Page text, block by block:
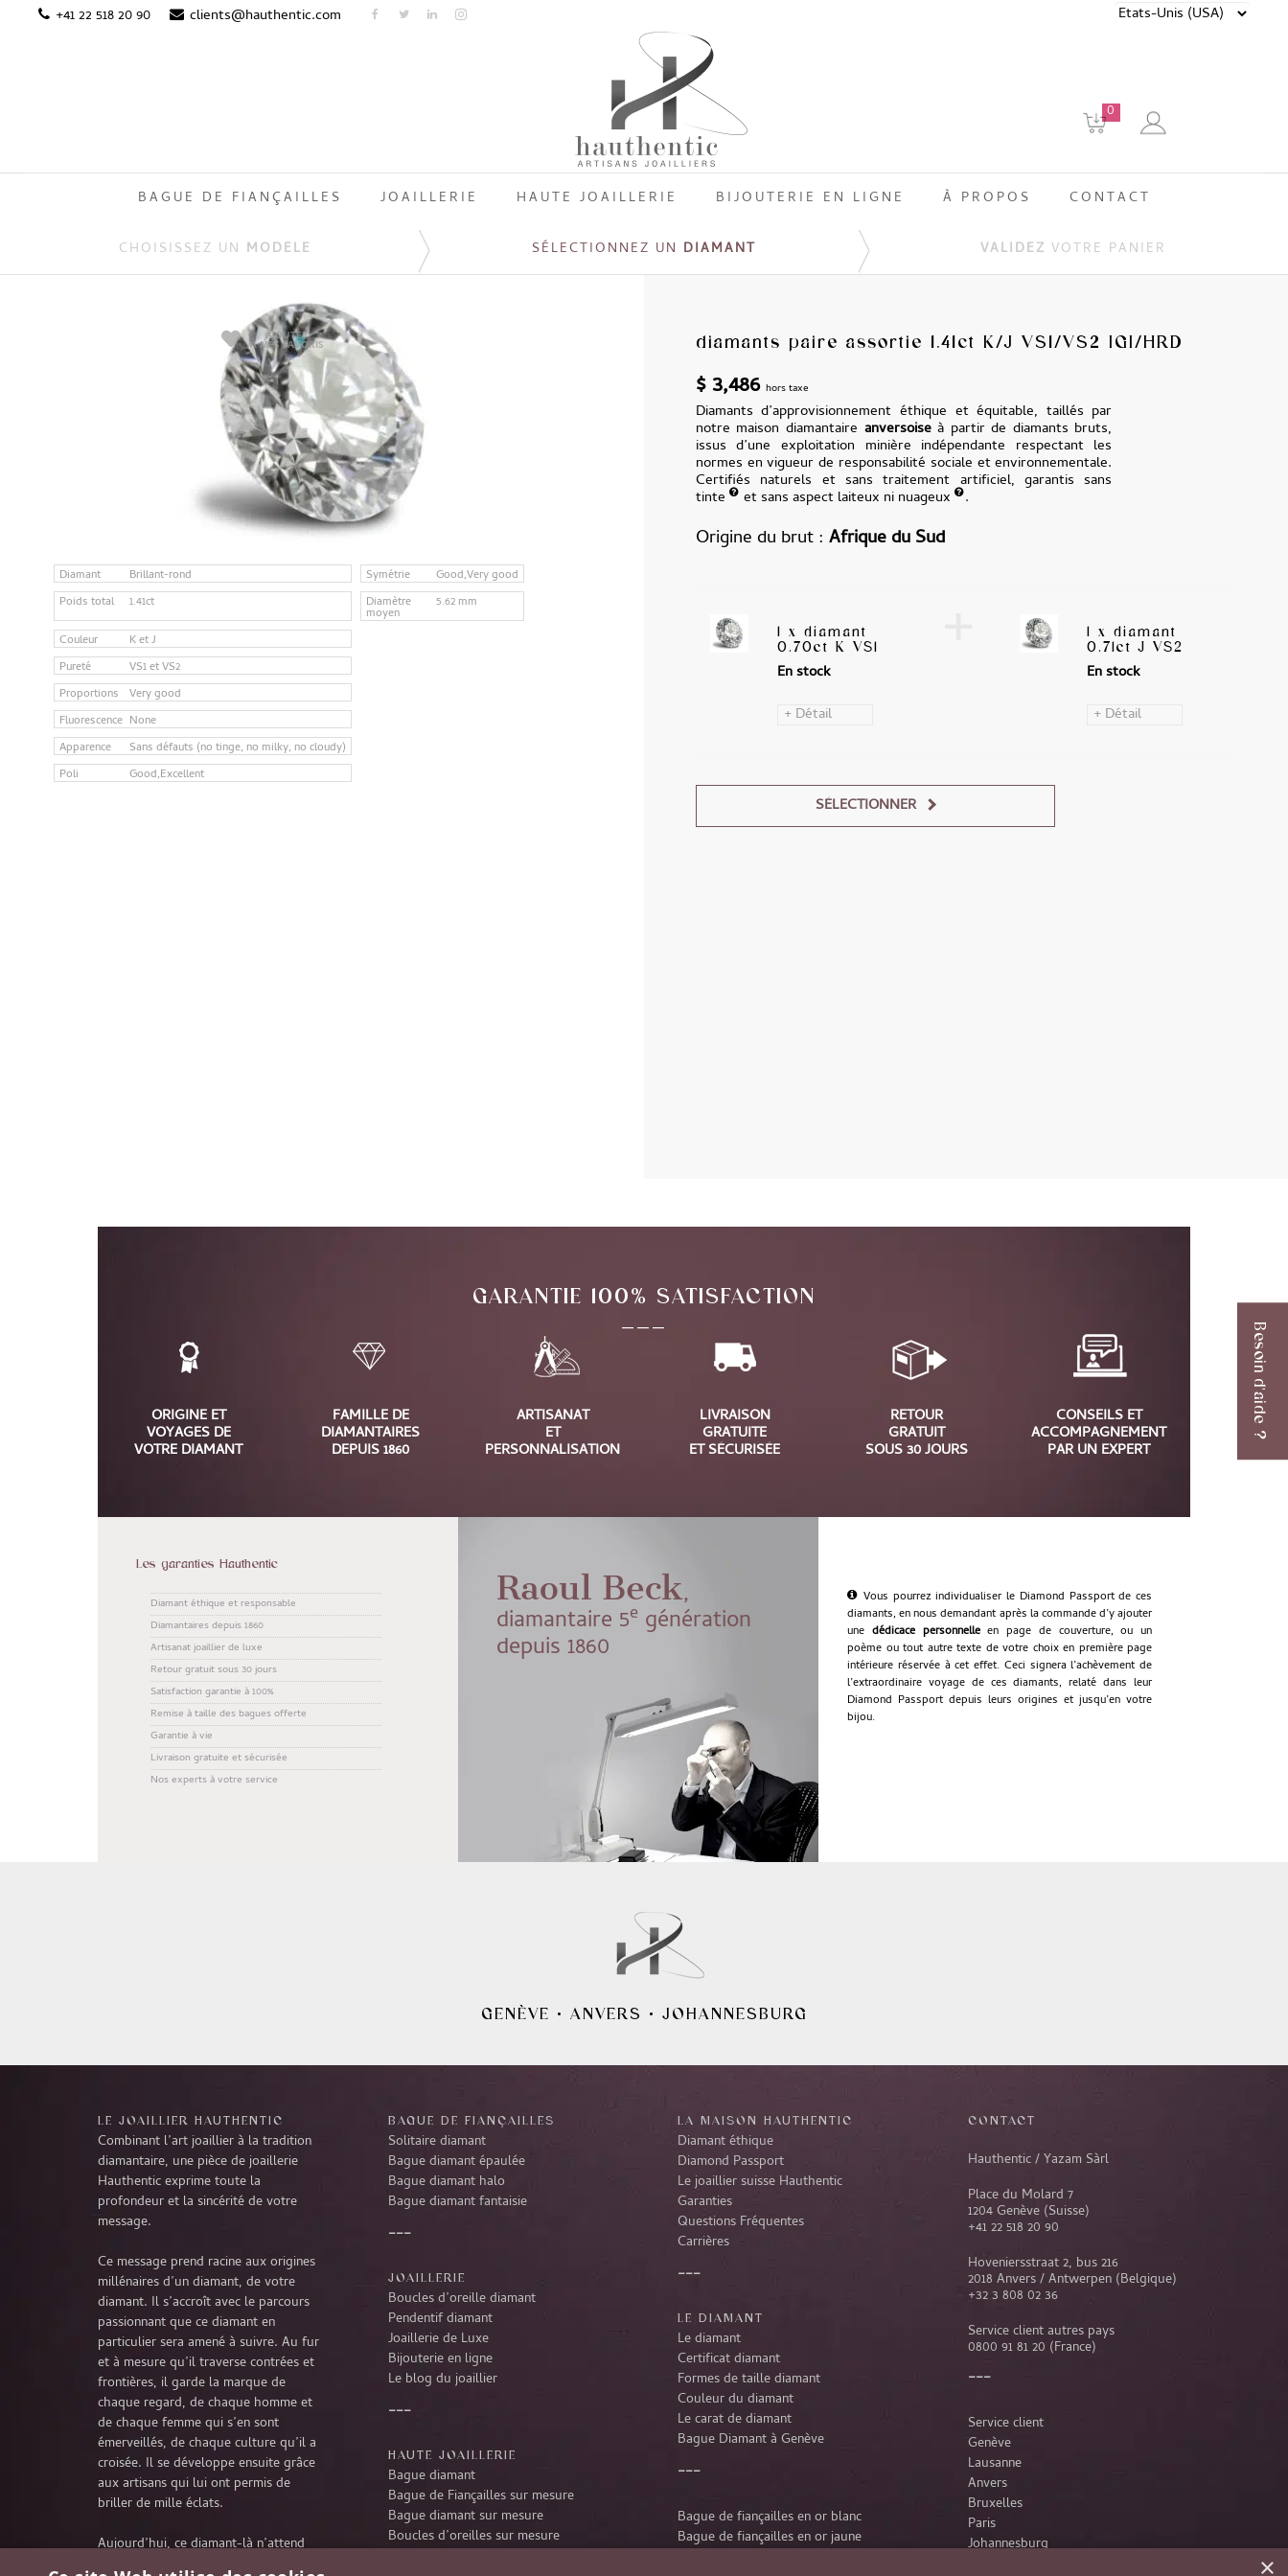
+41 22 518 20 90 clients@hauthentic.com
BAGUE DE FIANÇAILLES JOAILLERIE HAUTE JOAILLERIE BIJOUTERIE EN LIGNE À PROPOS CONTACT
0
CHOISISSEZ UN MODÈLE SÉLECTIONNEZ UN DIAMANT VALIDEZ VOTRE PANIER
AJOUTER
À MES FAVORIS
Diamant
Brillant-rond
Poids total
1.41ct
Couleur
K et J
Pureté
VS1 et VS2
Proportions Very good
Fluorescence None
Apparence
Sans défauts (no tinge, no milky, no cloudy)
Poli
Good,Excellent
Symétrie
Good,Very good
Diamètre
moyen
5.62 mm
diamants paire assortie 1.41ct K/J VS1/VS2 IGI/HRD
$3,486 hors taxe
Diamants d’approvisionnement éthique et équitable, taillés par
notre maison diamantaire anversoiseà partir de diamants bruts,
issus d’une exploitation minière indépendante respectant les
normes en vigueur de responsabilité sociale et environnementale.
Certifiés naturels et sans traitement artificiel, garantis sans
tinte et sans aspect laiteux ni nuageux .
Origine du brut Afrique du Sud
1 x diamant
0.70ct K VS1
En stock
+ Détail
1 x diamant
0.71ct J VS2
En stock
+ Détail
SÉLECTIONNER
GARANTIE 100% SATISFACTION
ORIGINE ET
VOYAGES DE
VOTRE DIAMANT
FAMILLE DE
DIAMANTAIRES
DEPUIS 1860
ARTISANAT
ET
PERSONNALISATION
LIVRAISON
GRATUITE
ET SÉCURISÉE
RETOUR
GRATUIT
SOUS 30 JOURS
CONSEILS ET
ACCOMPAGNEMENT
PAR UN EXPERT
Les garanties Hauthentic
Diamant éthique et responsable
Diamantaires depuis 1860
Artisanat joaillier de luxe
Retour gratuit sous 30 jours
Satisfaction garantie à 100%
Remise à taille des bagues offerte
Garantie à vie
Livraison gratuite et sécurisée
Nos experts à votre service
Raoul Beck,
diamantaire 5e génération
depuis 1860
Vous pourrez individualiser le Diamond Passport de ces
diamants, en nous demandant après la commande d’y ajouter
une dédicace personnelleen page de couverture, ou un
poème ou tout autre texte de votre choix en première page
intérieure réservée à cet effet. Ceci signera l’achèvement de
l’extraordinaire voyage de ces diamants, relaté dans leur
Diamond Passport depuis leurs origines et jusqu’en votre
bijou.
GENÈVE • ANVERS • JOHANNESBURG
LE JOAILLIER HAUTHENTIC
Combinant l’art joaillier à la tradition
diamantaire, une pièce de joaillerie
Hauthentic exprime toute la
profondeur et la sincérité de votre
message.
Ce message prend racine aux origines
millénaires d’un diamant, de votre
diamant. Il s’accroît avec le parcours
passionnant que ce diamant en
particulier sera amené à suivre. Au fur
et à mesure qu’il traverse contrées et
frontières, il garde la marque de
chaque regard, de chaque homme et
de chaque femme qui s’en sont
émerveillés, de chaque culture qu’il a
croisée. Il se développe ensuite grâce
aux artisans qui lui ont permis de
briller de mille éclats.
Aujourd’hui, ce diamant-là n’attend
BAGUE DE FIANÇAILLES
Solitaire diamant
Bague diamant épaulée
Bague diamant halo
Bague diamant fantaisie
JOAILLERIE
Boucles d’oreille diamant
Pendentif diamant
Joaillerie de Luxe
Bijouterie en ligne
Le blog du joaillier
HAUTE JOAILLERIE
Bague diamant
Bague de Fiançailles sur mesure
Bague diamant sur mesure
Boucles d’oreilles sur mesure
LA MAISON HAUTHENTIC
Diamant éthique
Diamond Passport
Le joaillier suisse Hauthentic
Garanties
Questions Fréquentes
Carrières
LE DIAMANT
Le diamant
Certificat diamant
Formes de taille diamant
Couleur du diamant
Le carat de diamant
Bague Diamant à Genève
Bague de fiançailles en or blanc
Bague de fiançailles en or jaune
CONTACT
Hauthentic / Yazam Sàrl
Place du Molard 7
1204 Genève (Suisse)
+41 22 518 20 90
Hoveniersstraat 2, bus 216
2018 Anvers / Antwerpen (Belgique)
+32 3 808 02 36
Service client autres pays
0800 91 81 20 (France)
Service client
Genève
Lausanne
Anvers
Bruxelles
Paris
Johannesburg
Besoin d'aide ?
×